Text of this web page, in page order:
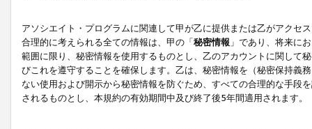
アソシエイト・プログラムに関連して甲が乙に提供または乙がアクセ
合理的に考えられる全ての情報は、甲の「秘密情報 」であり、将来に
範囲に限り、秘密情報を使用するものとし、乙のアカウントに関して
びこれを遵守することを確保します。乙は、秘密情報を（秘密保持義
ない使用および開示から秘密情報を防ぐため、すべての合理的な手段
されるものとし、本規約の有効期間中及び終了後5年間適用されます。